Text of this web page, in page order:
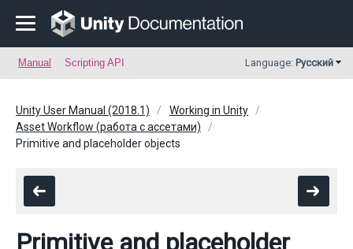
Manual Scripting API Language: Русский
Unity User Manual (2018.1)
Working in Unity
Asset Workflow (работа с ассетами)
Primitive and placeholder objects
Primitive and placeholder